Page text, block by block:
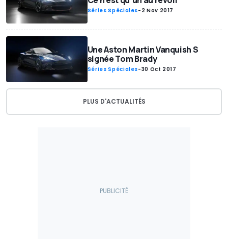
Séries Spéciales- 2 Nov 2017
Une Aston Martin Vanquish S
signée Tom Brady
Séries Spéciales-30 Oct 2017
PLUS D'ACTUALITÉS